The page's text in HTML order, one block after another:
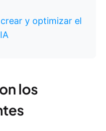
y optimizar el
los